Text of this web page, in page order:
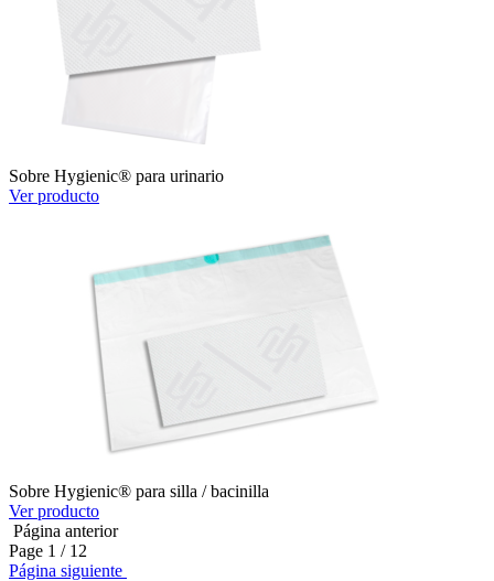
Sobre Hygienic® para urinario
Ver producto
Sobre Hygienic® para silla / bacinilla
Ver producto
Página anterior
Page 1 / 12
Página siguiente